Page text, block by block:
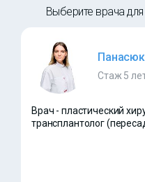
Выберите врача
Стаж 5
Врач - пластический
трансплантолог